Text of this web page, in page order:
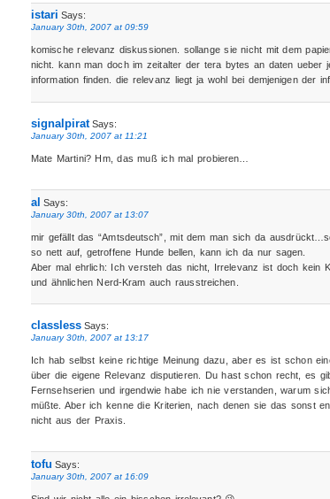
istari Says:
January 30th, 2007 at 09:59
komische relevanz diskussionen. sollange sie nicht mit dem
nicht. kann man doch im zeitalter der tera bytes an daten
information finden. die relevanz liegt ja wohl bei demjenigen der
signalpiratSays:
January 30th, 2007 at 11:21
Mate Martini? Hm, das muß ich mal probieren…
al Says:
January 30th, 2007 at 13:07
mir gefällt das “Amtsdeutsch”, mit dem man sich da
so nett auf, getroffene Hunde bellen, kann ich da nur sagen.
Aber mal ehrlich: Ich versteh das nicht, Irrelevanz ist doch kein
und ähnlichen Nerd-Kram auch rausstreichen.
classlessSays:
January 30th, 2007 at 13:17
Ich hab selbst keine richtige Meinung dazu, aber es ist schon
über die eigene Relevanz disputieren. Du hast schon recht, es
Fernsehserien und irgendwie habe ich nie verstanden, warum
müßte. Aber ich kenne die Kriterien, nach denen sie das sonst
nicht aus der Praxis.
tofu Says:
January 30th, 2007 at 16:09